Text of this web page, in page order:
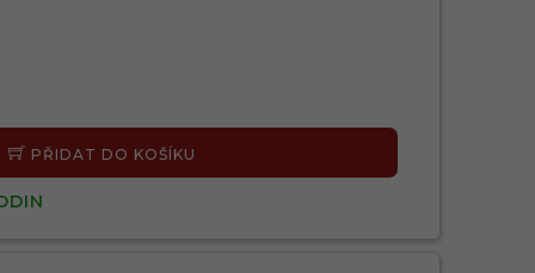
PŘIDAT DO KOŠÍKU